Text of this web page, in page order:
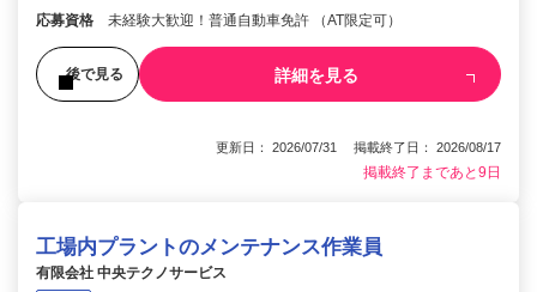
応募資格 未経験大歓迎！普通自動車免許 （AT限定可）
後で見る 詳細を見る
更新日： 2026/07/31 掲載終了日： 2026/08/17
掲載終了まであと9日
工場内プラントのメンテナンス作業員
有限会社 中央テクノサービス